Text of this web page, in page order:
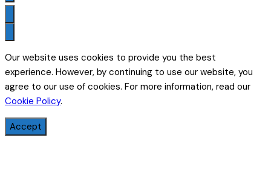
Our website uses cookies to provide you the best
experience. However, by continuing to use our website, you
agree to our use of cookies. For more information, read our
Cookie Policy.
Accept